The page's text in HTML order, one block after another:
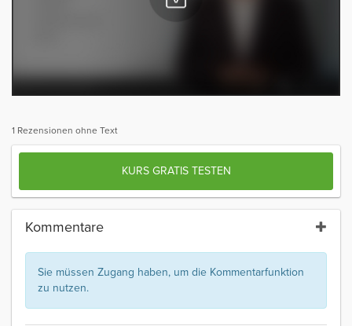
1 Rezensionen ohne Text
KURS GRATIS TESTEN
Kommentare
Sie müssen Zugang haben, um die Kommentarfunktion
zu nutzen.